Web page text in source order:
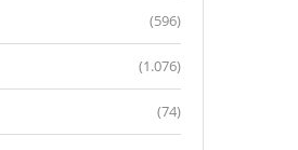
(596)
(1.076)
(74)